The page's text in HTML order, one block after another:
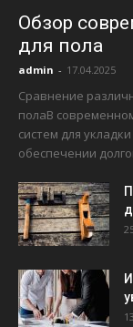
Обзор
для пола
admin - 17.04.2025
Сравнение
полаВ
систем для
обеспечении